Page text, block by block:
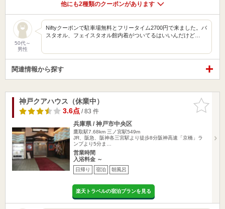
他にも2種類のクーポンがあります
50代～
男性
Niftyクーポンで駐車場無料とフリータイム2700円で来ました。バ
スタオル、フェイスタオル館内着がついてるはいいんだけど…
関連情報から探す
お気に入
りに追加
神戸クアハウス（休業中）
3.6点/ 83 件
兵庫県 / 神戸市中央区
鷹取駅7.68km 三ノ宮駅549m
JR、阪急、阪神各三宮駅より徒歩8分阪神高速「京橋」ラ
ンプより5分ま…
営業時間
入浴料金 ～
日帰り 宿泊 朝風呂
楽天トラベルの宿泊プランを見る